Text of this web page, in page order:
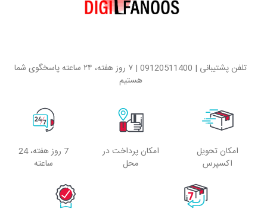
تلفن پشتیبانی | 09120511400 | ۷ روز هفته، ۲۴ ساعته پاسخگوی شما
هستیم
امکان تحویل
اکسپرس
امکان پرداخت در
محل
7 روز هفته، 24
ساعته